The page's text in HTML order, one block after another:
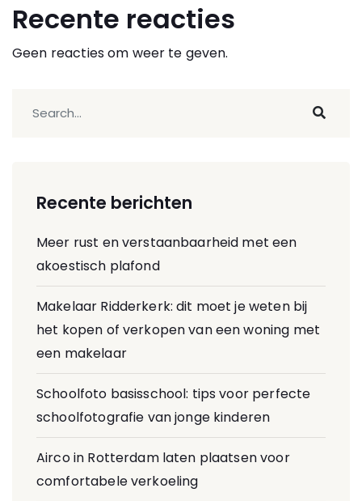
Recente reacties
Geen reacties om weer te geven.
Recente berichten
Meer rust en verstaanbaarheid met een
akoestisch plafond
Makelaar Ridderkerk: dit moet je weten bij
het kopen of verkopen van een woning met
een makelaar
Schoolfoto basisschool: tips voor perfecte
schoolfotografie van jonge kinderen
Airco in Rotterdam laten plaatsen voor
comfortabele verkoeling